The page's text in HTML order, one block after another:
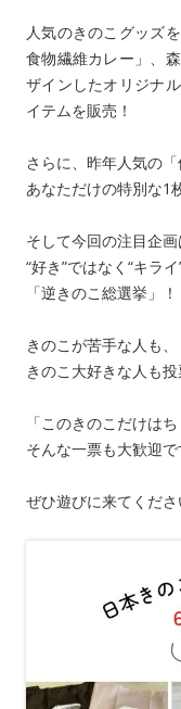
人気のきのこグッズ
食物繊維カレー」、
ザインしたオリジナ
イテムを販売！
さらに、昨年人気の
あなただけの特別な1
そして今回の注目企
“好き”ではなく“キラ
「逆きのこ総選挙」！
きのこが苦手な人も、
きのこ大好きな人も投
「このきのこだけは
そんな一票も大歓迎で
ぜひ遊びに来てくださ